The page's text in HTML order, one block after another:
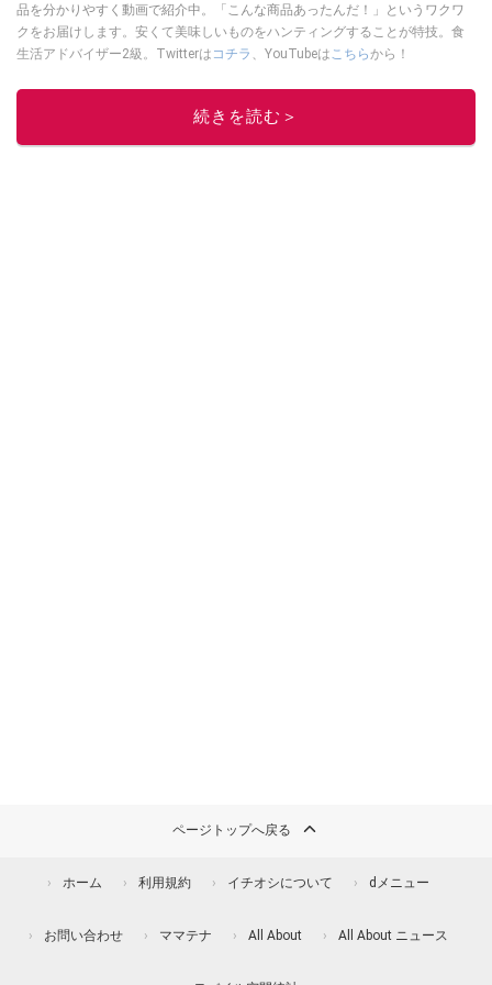
品を分かりやすく動画で紹介中。「こんな商品あったんだ！」というワクワ
クをお届けします。安くて美味しいものをハンティングすることが特技。食
生活アドバイザー2級。Twitterは コチラ 、YouTubeはこちらから！
このイチオシストの他の記事を読む
続きを読む＞
ページトップへ戻る
ホーム 利用規約 イチオシについて dメニュー
お問い合わせ ママテナ All About All About ニュース